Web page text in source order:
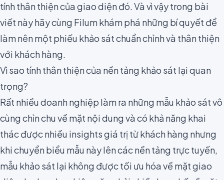
tính thân thiện của giao diện đó. Và vì vậy trong bài
viết này hãy cùng Filum khám phá những bí quyết để
làm nên một phiếu khảo sát chuẩn chỉnh và thân thiện
với khách hàng.
Vì sao tính thân thiện của nền tảng khảo sát lại quan
trọng?
Rất nhiều doanh nghiệp làm ra những mẫu khảo sát vô
cùng chỉn chu về mặt nội dung và có khả năng khai
thác được nhiều insights giá trị từ khách hàng nhưng
khi chuyển biểu mẫu này lên các nền tảng trực tuyến,
mẫu khảo sát lại không được tối ưu hóa về mặt giao